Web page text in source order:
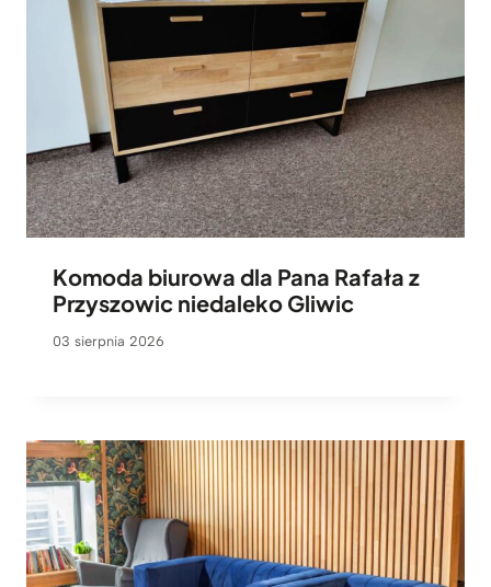
Komoda biurowa dla Pana Rafała z
Przyszowic niedaleko Gliwic
03 sierpnia 2026